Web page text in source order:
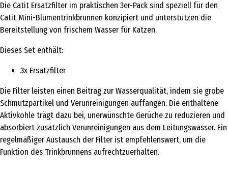
Die Catit Ersatzfilter im praktischen 3er-Pack sind speziell für den
Catit Mini-Blumentrinkbrunnen konzipiert und unterstützen die
Bereitstellung von frischem Wasser für Katzen.
Dieses Set enthält:
3x Ersatzfilter
Die Filter leisten einen Beitrag zur Wasserqualität, indem sie grobe
Schmutzpartikel und Verunreinigungen auffangen. Die enthaltene
Aktivkohle trägt dazu bei, unerwünschte Gerüche zu reduzieren und
absorbiert zusätzlich Verunreinigungen aus dem Leitungswasser. Ein
regelmäßiger Austausch der Filter ist empfehlenswert, um die
Funktion des Trinkbrunnens aufrechtzuerhalten.